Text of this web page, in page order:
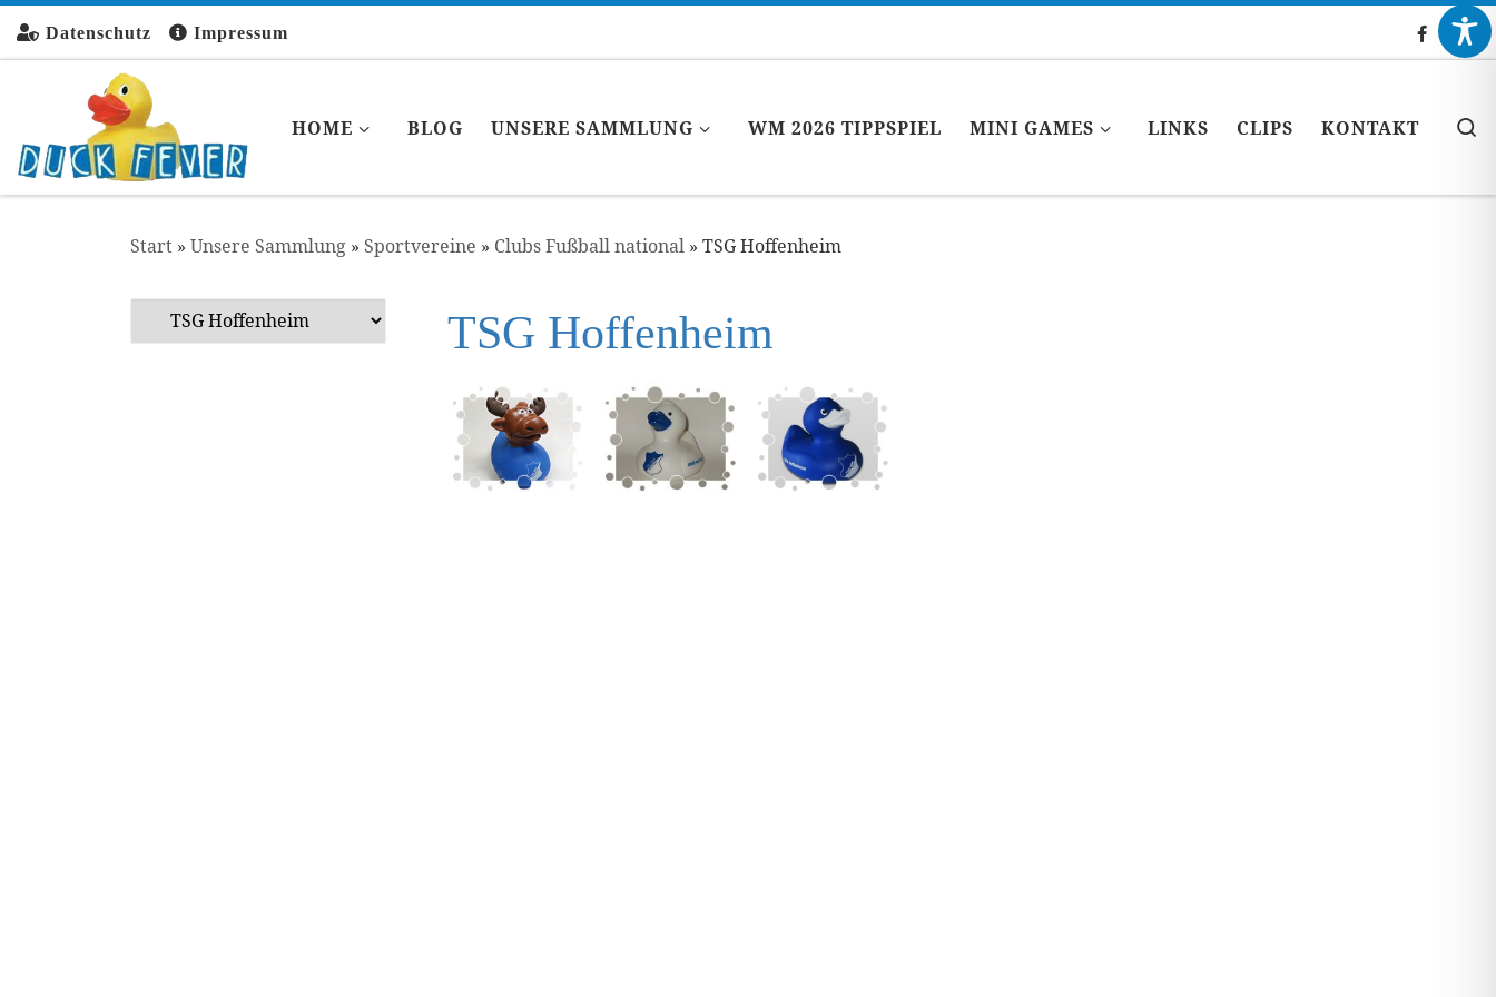
Zum Inhalt springen
Datenschutz Impressum
HOME BLOG UNSERE SAMMLUNG WM 2026 TIPPSPIEL MINI GAMES LINKS CLIPS KONTAKT
Start » Unsere Sammlung » Sportvereine » Clubs Fußball national » TSG Hoffenheim
TSG Hoffenheim